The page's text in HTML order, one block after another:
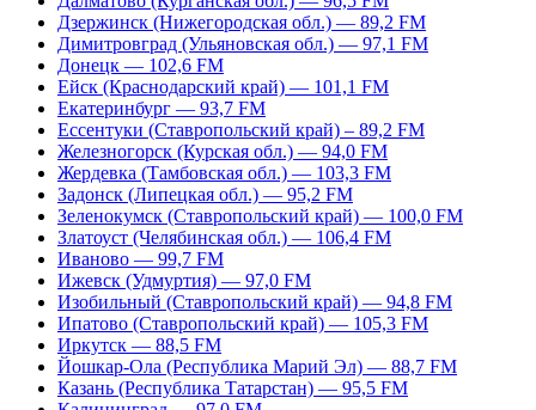
Дзержинск (Нижегородская обл.) — 89,2 FM
Димитровград (Ульяновская обл.) — 97,1 FM
Донецк — 102,6 FM
Ейск (Краснодарский край) — 101,1 FM
Екатеринбург — 93,7 FM
Ессентуки (Ставропольский край) – 89,2 FM
Железногорск (Курская обл.) — 94,0 FM
Жердевка (Тамбовская обл.) — 103,3 FM
Задонск (Липецкая обл.) — 95,2 FM
Зеленокумск (Ставропольский край) — 100,0 FM
Златоуст (Челябинская обл.) — 106,4 FM
Иваново — 99,7 FM
Ижевск (Удмуртия) — 97,0 FM
Изобильный (Ставропольский край) — 94,8 FM
Ипатово (Ставропольский край) — 105,3 FM
Иркутск — 88,5 FM
Йошкар-Ола (Республика Марий Эл) — 88,7 FM
Казань (Республика Татарстан) — 95,5 FM